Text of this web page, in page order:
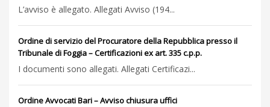
L’avviso è allegato. Allegati Avviso (194...
Ordine di servizio del Procuratore della Repubblica presso il
Tribunale di Foggia – Certificazioni ex art. 335 c.p.p.
I documenti sono allegati. Allegati Certificazi...
Ordine Avvocati Bari – Avviso chiusura uffici